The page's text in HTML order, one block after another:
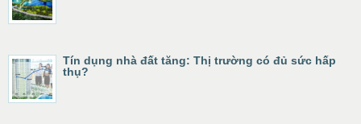
Tín dụng nhà đất tăng: Thị trường có đủ sức hấp
thụ?